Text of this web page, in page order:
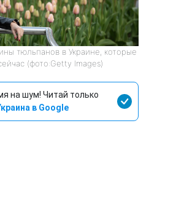
тюльпанов в Украине, которые
(фото:Getty Images)
на шум! Читай только
в Google